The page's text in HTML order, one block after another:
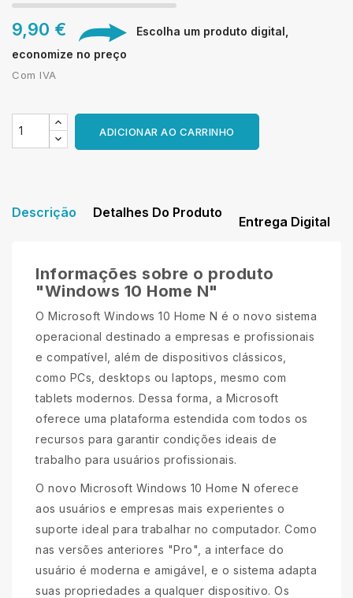
9,90 €
Escolha um produto digital,
economize no preço
Com IVA
ADICIONAR AO CARRINHO
Descrição Detalhes Do Produto
Entrega Digital
Informações sobre o produto
"Windows 10 Home N"
O Microsoft Windows 10 Home N é o novo sistema
operacional destinado a empresas e profissionais
e compatível, além de dispositivos clássicos,
como PCs, desktops ou laptops, mesmo com
tablets modernos. Dessa forma, a Microsoft
oferece uma plataforma estendida com todos os
recursos para garantir condições ideais de
trabalho para usuários profissionais.
O novo Microsoft Windows 10 Home N oferece
aos usuários e empresas mais experientes o
suporte ideal para trabalhar no computador. Como
nas versões anteriores "Pro", a interface do
usuário é moderna e amigável, e o sistema adapta
suas propriedades a qualquer dispositivo. Os